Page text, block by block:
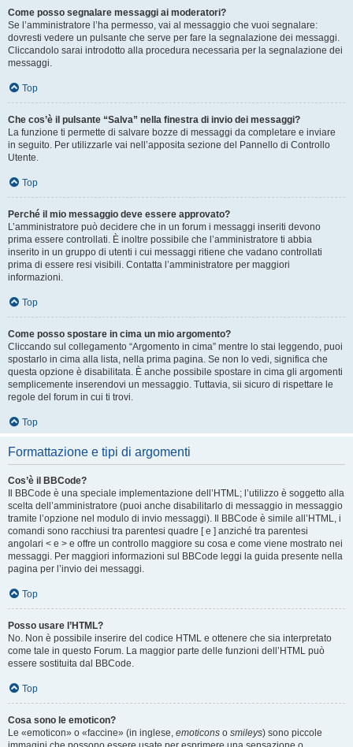
Come posso segnalare messaggi ai moderatori?
Se l’amministratore l’ha permesso, vai al messaggio che vuoi segnalare:
dovresti vedere un pulsante che serve per fare la segnalazione dei messaggi.
Cliccandolo sarai introdotto alla procedura necessaria per la segnalazione dei
messaggi.
Top
Che cos’è il pulsante “Salva” nella finestra di invio dei messaggi?
La funzione ti permette di salvare bozze di messaggi da completare e inviare
in seguito. Per utilizzarle vai nell’apposita sezione del Pannello di Controllo
Utente.
Top
Perché il mio messaggio deve essere approvato?
L’amministratore può decidere che in un forum i messaggi inseriti devono
prima essere controllati. È inoltre possibile che l’amministratore ti abbia
inserito in un gruppo di utenti i cui messaggi ritiene che vadano controllati
prima di essere resi visibili. Contatta l’amministratore per maggiori
informazioni.
Top
Come posso spostare in cima un mio argomento?
Cliccando sul collegamento “Argomento in cima” mentre lo stai leggendo, puoi
spostarlo in cima alla lista, nella prima pagina. Se non lo vedi, significa che
questa opzione è disabilitata. È anche possibile spostare in cima gli argomenti
semplicemente inserendovi un messaggio. Tuttavia, sii sicuro di rispettare le
regole del forum in cui ti trovi.
Top
Formattazione e tipi di argomenti
Cos’è il BBCode?
Il BBCode è una speciale implementazione dell’HTML; l’utilizzo è soggetto alla
scelta dell’amministratore (puoi anche disabilitarlo di messaggio in messaggio
tramite l’opzione nel modulo di invio messaggi). Il BBCode è simile all’HTML, i
comandi sono racchiusi tra parentesi quadre [ e ] anziché tra parentesi
angolari < e > e offre un controllo maggiore su cosa e come viene mostrato nei
messaggi. Per maggiori informazioni sul BBCode leggi la guida presente nella
pagina per l’invio dei messaggi.
Top
Posso usare l’HTML?
No. Non è possibile inserire del codice HTML e ottenere che sia interpretato
come tale in questo Forum. La maggior parte delle funzioni dell’HTML può
essere sostituita dal BBCode.
Top
Cosa sono le emoticon?
Le «emoticon» o «faccine» (in inglese, emoticons o smileys) sono piccole